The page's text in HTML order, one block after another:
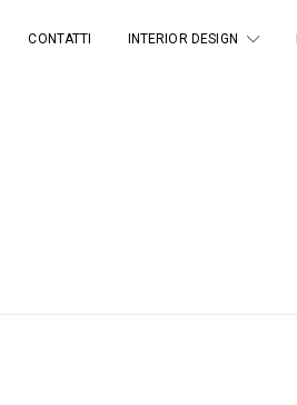
CONTATTI INTERIOR DESIGN